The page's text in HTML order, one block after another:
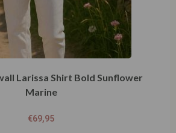
Larissa Shirt Bold Sunflower
Marine
€69,95